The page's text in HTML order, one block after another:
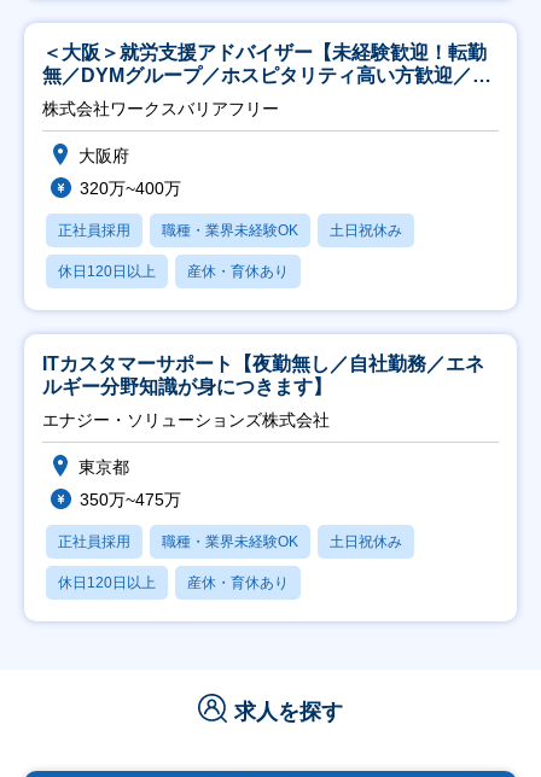
＜大阪＞就労支援アドバイザー【未経験歓迎！転勤
無／DYMグループ／ホスピタリティ高い方歓迎／土
日祝】
株式会社ワークスバリアフリー
大阪府
320万~400万
正社員採用 職種・業界未経験OK 土日祝休み
休日120日以上 産休・育休あり
ITカスタマーサポート【夜勤無し／自社勤務／エネ
ルギー分野知識が身につきます】
エナジー・ソリューションズ株式会社
東京都
350万~475万
正社員採用 職種・業界未経験OK 土日祝休み
休日120日以上 産休・育休あり
求人を探す